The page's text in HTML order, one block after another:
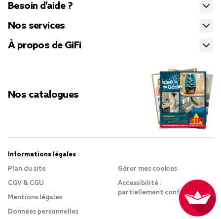
Besoin d’aide ?
Nos services
À propos de GiFi
Nos catalogues
Informations légales
Plan du site
CGV & CGU
Mentions légales
Données personnelles
Gérer mes cookies
Accessibilité :
partiellement conforme